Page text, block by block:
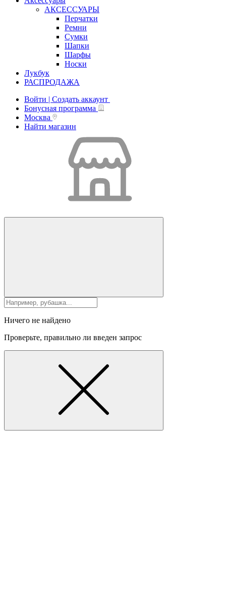
АКСЕССУАРЫ
Перчатки
Ремни
Сумки
Шапки
Шарфы
Носки
Лукбук
РАСПРОДАЖА
Войти | Создать аккаунт
Бонусная программа
Москва
Найти магазин
Ничего не найдено
Проверьте, правильно ли введен запрос